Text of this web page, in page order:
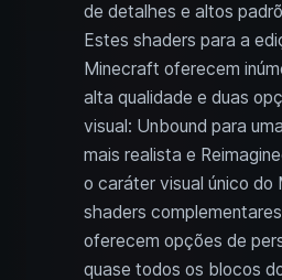
de detalhes e altos
Estes shaders para a
Minecraft oferecem
alta qualidade e duas
visual: Unbound para
mais realista e
o caráter visual único do
shaders
oferecem opções de
quase todos os blocos